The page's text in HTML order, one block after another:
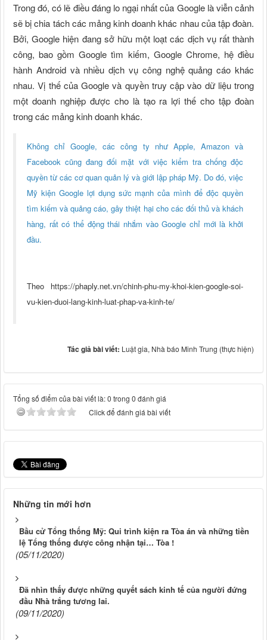
Trong đó, có lẽ điều đáng lo ngại nhất của Google là viễn cảnh
sẽ bị chia tách các mảng kinh doanh khác nhau của tập đoàn.
Bởi, Google hiện đang sở hữu một loạt các dịch vụ rất thành
công, bao gồm Google tìm kiếm, Google Chrome, hệ điều
hành Android và nhiều dịch vụ công nghệ quảng cáo khác
nhau. Vị thế của Google và quyền truy cập vào dữ liệu trong
một doanh nghiệp được cho là tạo ra lợi thế cho tập đoàn
trong các mảng kinh doanh khác.
Không chỉ Google, các công ty như Apple, Amazon và
Facebook cũng đang đối mặt với việc kiểm tra chống độc
quyền từ các cơ quan quản lý và giới lập pháp Mỹ. Do đó, việc
Mỹ kiện Google lợi dụng sức mạnh của mình để độc quyền
tìm kiếm và quảng cáo, gây thiệt hại cho các đối thủ và khách
hàng, rất có thể động thái nhắm vào Google chỉ mới là khởi
đầu.
Theo https://phaply.net.vn/chinh-phu-my-khoi-kien-google-soi-
vu-kien-duoi-lang-kinh-luat-phap-va-kinh-te/
Tác giả bài viết: Luật gia, Nhà báo Minh Trung (thực hiện)
Tổng số điểm của bài viết là: 0 trong 0 đánh giá
Click để đánh giá bài viết
Những tin mới hơn
Bầu cử Tổng thống Mỹ: Qui trình kiện ra Tòa án và những tiền
lệ Tổng thống được công nhận tại… Tòa !
(05/11/2020)
Đã nhìn thấy được những quyết sách kinh tế của người đứng
đầu Nhà trắng tương lai.
(09/11/2020)